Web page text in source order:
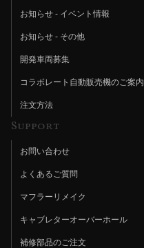
お知らせ - イベント情報
お知らせ - その他
開発車両募集
コラボレート自動販売機のご案内
注文方法
Support
お問い合わせ
よくあるご質問
マフラーリメイク
キャブレターオーバーホール
補修部品のご注文